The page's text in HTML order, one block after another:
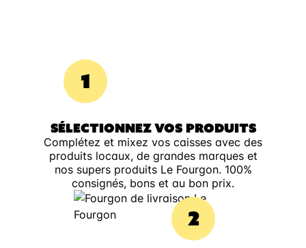
1
SÉLECTIONNEZ VOS PRODUITS
Complétez et mixez vos caisses avec des
produits locaux, de grandes marques et
nos supers produits Le Fourgon. 100%
consignés, bons et au bon prix.
2